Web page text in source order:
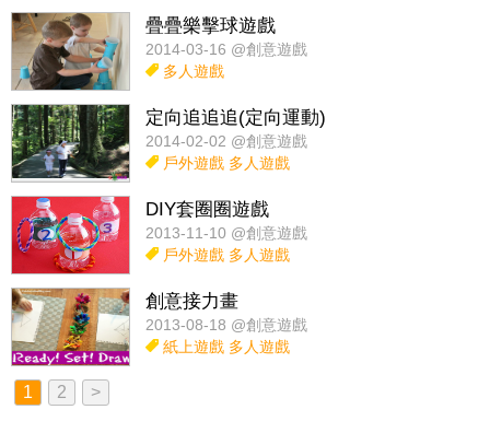
疊疊樂擊球遊戲
2014-03-16 @創意遊戲
多人遊戲
定向追追追(定向運動)
2014-02-02 @創意遊戲
戶外遊戲 多人遊戲
DIY套圈圈遊戲
2013-11-10 @創意遊戲
戶外遊戲 多人遊戲
創意接力畫
2013-08-18 @創意遊戲
紙上遊戲 多人遊戲
1 2 >